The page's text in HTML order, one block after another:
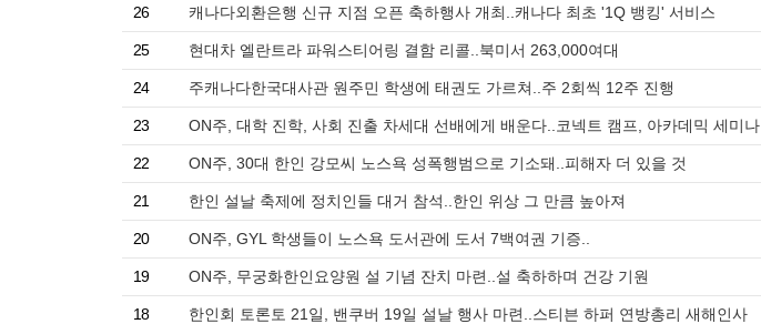
26 캐나다외환은행 신규 지점 오픈 축하행사 개최..캐나다 최초 '1Q 뱅킹' 서비스
25 현대차 엘란트라 파워스티어링 결함 리콜..북미서 263,000여대
24 주캐나다한국대사관 원주민 학생에 태권도 가르쳐..주 2회씩 12주 진행
23 ON주, 대학 진학, 사회 진출 차세대 선배에게 배운다..코넥트 캠프, 아카데믹 세미나
22 ON주, 30대 한인 강모씨 노스욕 성폭행범으로 기소돼..피해자 더 있을 것
21 한인 설날 축제에 정치인들 대거 참석..한인 위상 그 만큼 높아져
20 ON주, GYL 학생들이 노스욕 도서관에 도서 7백여권 기증..
19 ON주, 무궁화한인요양원 설 기념 잔치 마련..설 축하하며 건강 기원
18 한인회 토론토 21일, 밴쿠버 19일 설날 행사 마련..스티븐 하퍼 연방총리 새해인사